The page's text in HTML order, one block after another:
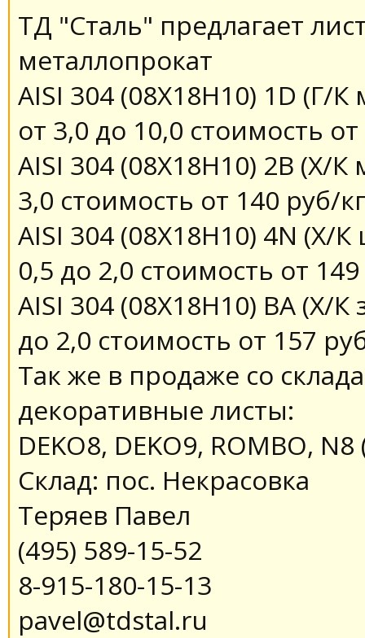
ТД "Сталь" предлагает
металлопрокат
AISI 304 (08X18H10) 1D
от 3,0 до 10,0 стоимость
AISI 304 (08X18H10) 2В (Х/
3,0 стоимость от 140 руб/
AISI 304 (08X18H10) 4N
0,5 до 2,0 стоимость от
AISI 304 (08X18H10) ВА (Х/
до 2,0 стоимость от 157
Так же в продаже со
декоративные листы:
DEKO8, DEKO9, ROMBO,
Склад: пос. Некрасовка
Теряев Павел
(495) 589-15-52
8-915-180-15-13
pavel@tdstal.ru